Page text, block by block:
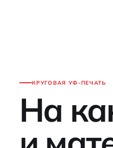
КРУГОВАЯ УФ-ПЕЧАТЬ
На